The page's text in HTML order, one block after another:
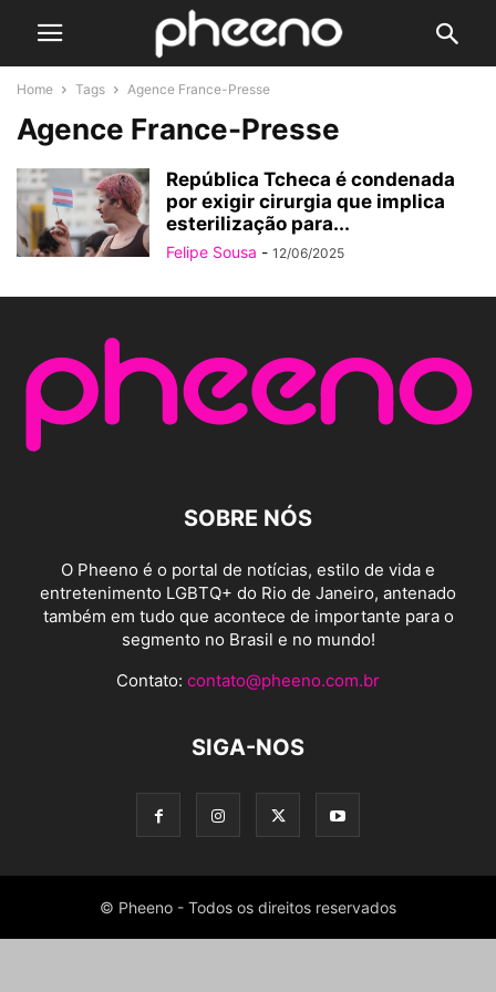
Home Tags Agence France-Presse
Agence France-Presse
República Tcheca é condenada
por exigir cirurgia que implica
esterilização para...
Felipe Sousa - 12/06/2025
SOBRE NÓS
O Pheeno é o portal de notícias, estilo de vida e
entretenimento LGBTQ+ do Rio de Janeiro, antenado
também em tudo que acontece de importante para o
segmento no Brasil e no mundo!
Contato: contato@pheeno.com.br
SIGA-NOS
© Pheeno - Todos os direitos reservados